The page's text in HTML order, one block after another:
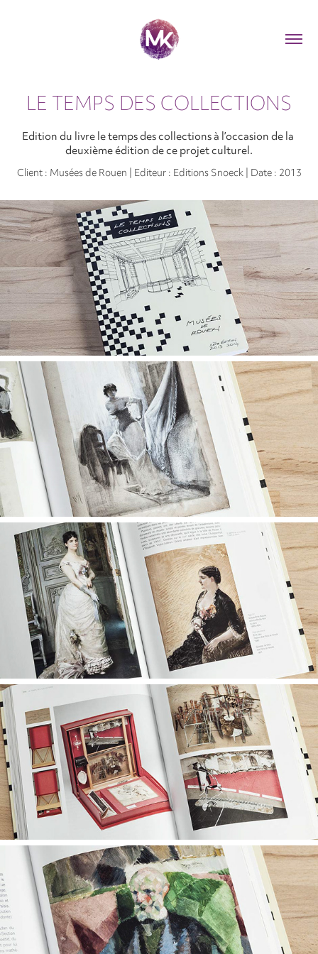
LE TEMPS DES COLLECTIONS
Edition du livre le temps des collections à l’occasion de la
deuxième édition de ce projet culturel.
Client : Musées de Rouen | Editeur : Editions Snoeck | Date : 2013